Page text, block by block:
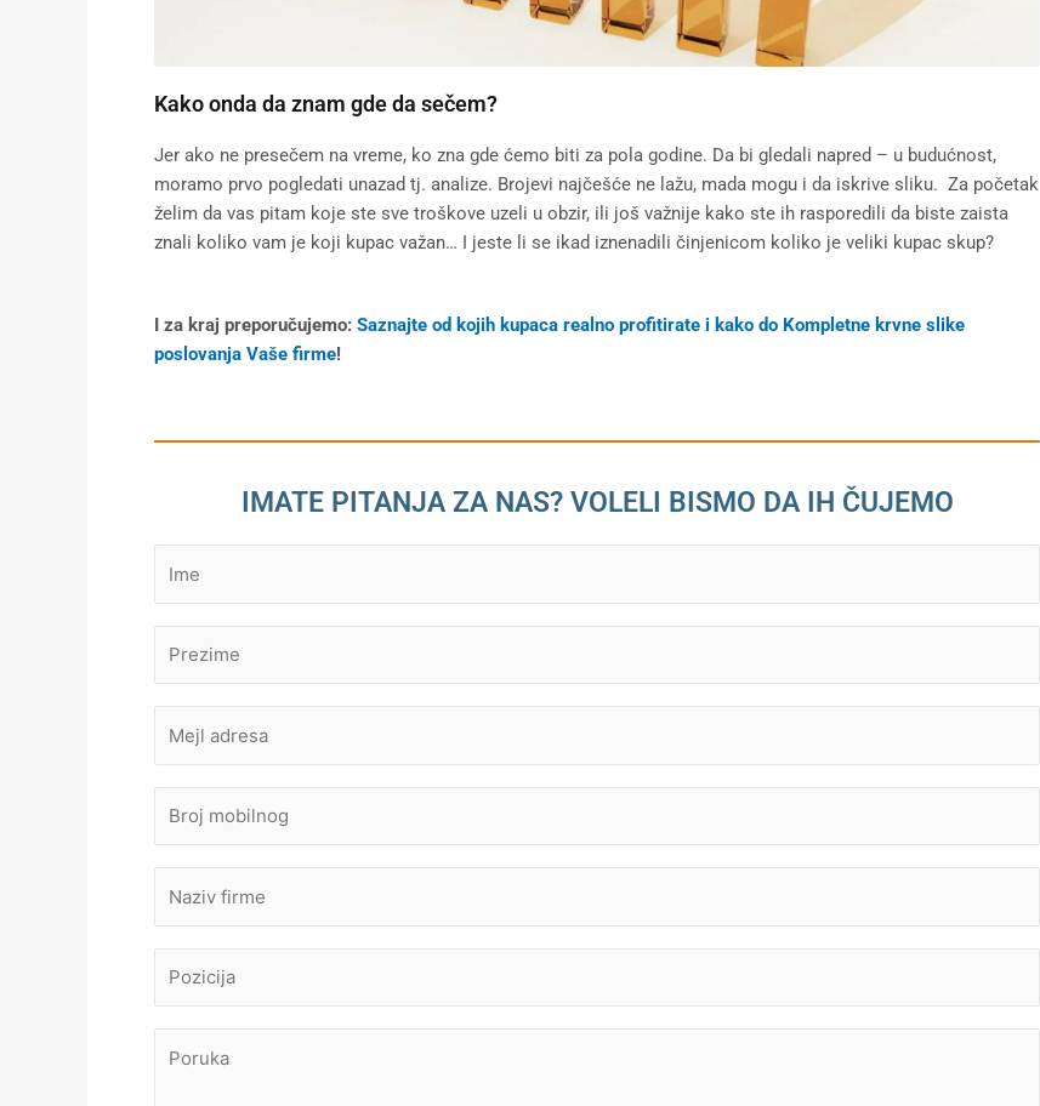
Kako onda da znam gde da sečem?
Jer ako ne presečem na vreme, ko zna gde ćemo biti za pola godine. Da bi gledali napred – u budućnost,
moramo prvo pogledati unazad tj. analize. Brojevi najčešće ne lažu, mada mogu i da iskrive sliku. Za početak
želim da vas pitam koje ste sve troškove uzeli u obzir, ili još važnije kako ste ih rasporedili da biste zaista
znali koliko vam je koji kupac važan… I jeste li se ikad iznenadili činjenicom koliko je veliki kupac skup?
I za kraj preporučujemo: Saznajte od kojih kupaca realno profitirate i kako do Kompletne krvne slike
poslovanja Vaše firme!
IMATE PITANJA ZA NAS? VOLELI BISMO DA IH ČUJEMO